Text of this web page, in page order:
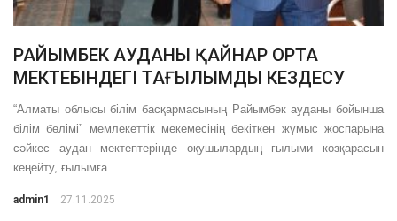
РАЙЫМБЕК АУДАНЫ ҚАЙНАР ОРТА
МЕКТЕБІНДЕГІ ТАҒЫЛЫМДЫ КЕЗДЕСУ
“Алматы облысы білім басқармасының Райымбек ауданы бойынша
білім бөлімі” мемлекеттік мекемесінің бекіткен жұмыс жоспарына
сәйкес аудан мектептерінде оқушылардың ғылыми көзқарасын
кеңейту, ғылымға ...
admin1 27.11.2025